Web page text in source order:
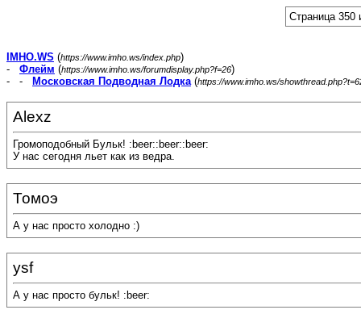
Страница 350
IMHO.WS (https://www.imho.ws/index.php)
- Флейм (https://www.imho.ws/forumdisplay.php?f=26)
- -
Московская Подводная Лодка(https://www.imho.ws/
Alexz
Громоподобный Бульк! :beer::beer::beer:
У нас сегодня льет как из ведра.
Томоэ
А у нас просто холодно :)
ysf
А у нас просто бульк! :beer: